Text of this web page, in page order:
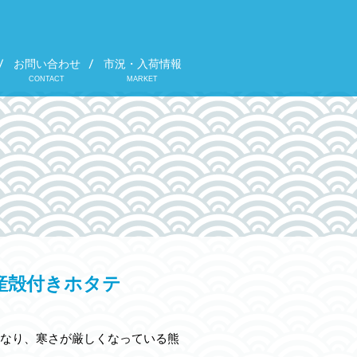
お問い合わせ
CONTACT
市況・入荷情報
MARKET
付きホタテ
り、寒さが厳しくなっている熊